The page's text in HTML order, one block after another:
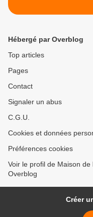
Hébergé par Overblog
Top articles
Pages
Contact
Signaler un abus
C.G.U.
Cookies et données
Préférences cookies
Voir le profil de Maison
Overblog
Créer